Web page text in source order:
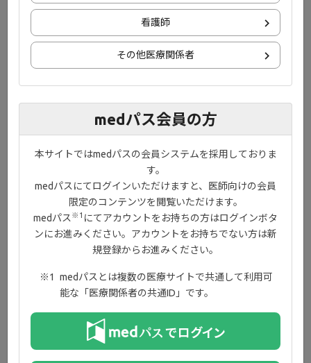
■患者背景（Biologic-
Experienced、安全性解析対象集
看護師
その他医療関係者
medパス会員の方
本サイトではmedパスの会員システムを採用しておりま
す。
medパスにてログインいただけますと、医師向けの会員
限定のコンテンツを閲覧いただけます。
medパス※1 にてアカウントをお持ちの方はログインボタ
ンにお進みください。アカウントをお持ちでない方は新
規登録からお進みください。
medパスとは複数の医療サイトで共通して利用可
能な「医療関係者の共通ID」です。